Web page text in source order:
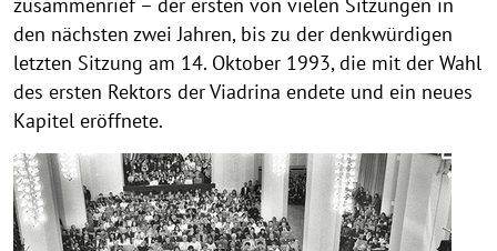
zusammenrief – der ersten von vielen Sitzungen in
den nächsten zwei Jahren, bis zu der denkwürdigen
letzten Sitzung am 14. Oktober 1993, die mit der Wahl
des ersten Rektors der Viadrina endete und ein neues
Kapitel eröffnete.